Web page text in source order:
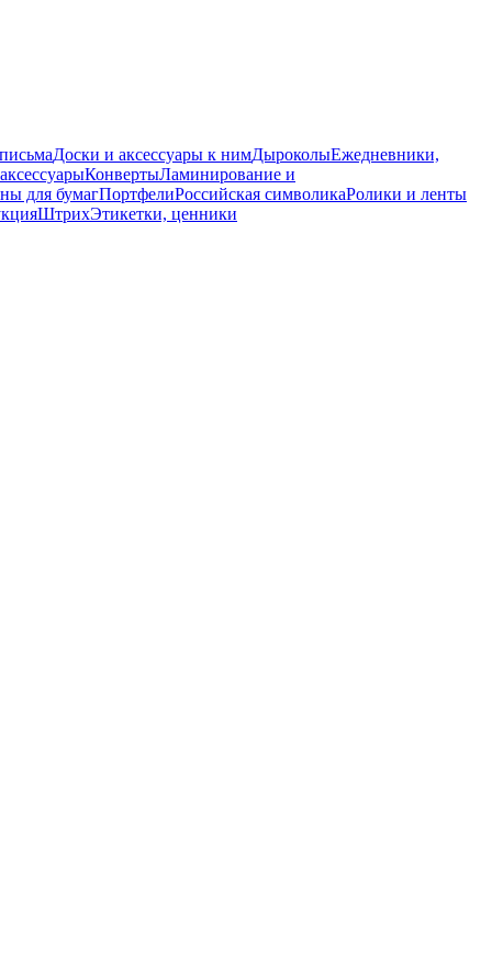
Доски и аксессуары к нимДыроколыЕжедневники,
КонвертыЛаминирование и
для бумагПортфелиРоссийская символикаРолики и ленты
ШтрихЭтикетки, ценники